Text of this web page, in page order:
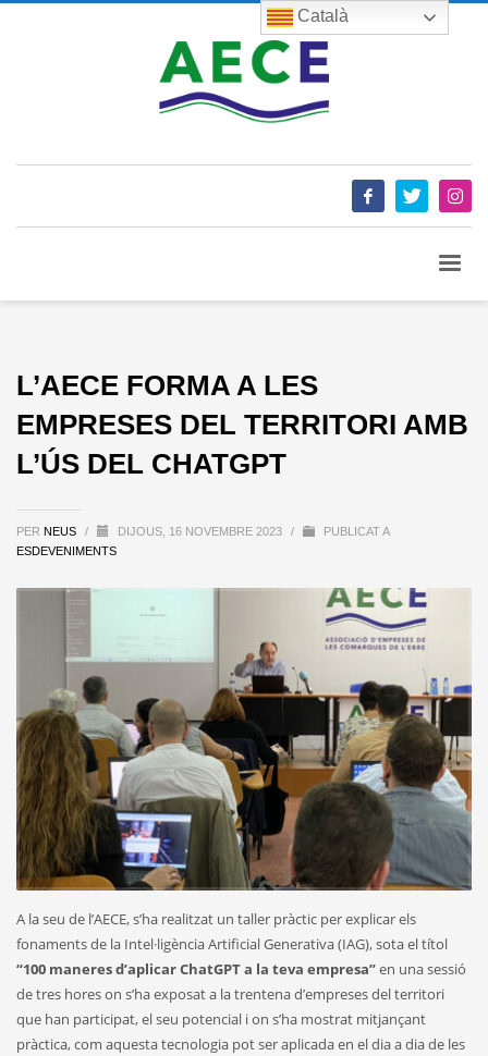
L’AECE FORMA A LES
EMPRESES DEL TERRITORI AMB
L’ÚS DEL CHATGPT
PER NEUS / DIJOUS, 16 NOVEMBRE 2023 /
PUBLICAT A
ESDEVENIMENTS
A la seu de l’AECE, s’ha realitzat un taller pràctic per explicar els
fonaments de la Intel·ligència Artificial Generativa (IAG), sota el títol
“100 maneres d’aplicar ChatGPT a la teva empresa”en una sessió
de tres hores on s’ha exposat a la trentena d’empreses del territori
que han participat, el seu potencial i on s’ha mostrat mitjançant
pràctica, com aquesta tecnologia pot ser aplicada en el dia a dia de les
Català